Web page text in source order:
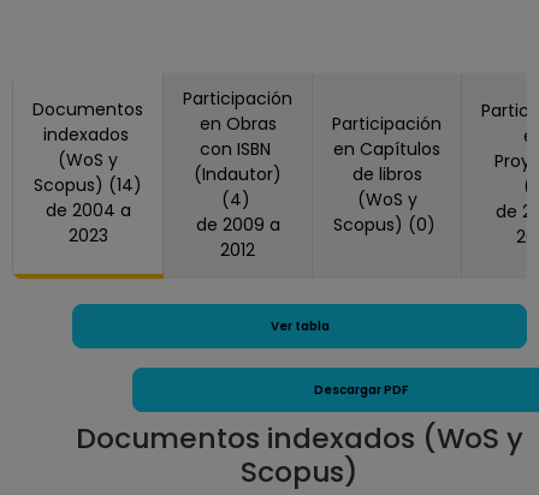
TOXICOLOGY AND ENVIRONMENTAL
MUTAGENESIS, Países Bajos (2008)
TOXICOLOGY LETTERS, Irlanda (2016)
Documentos
indexados
(WoS y
Scopus) (14)
de 2004 a
2023
Participación
en Obras
con ISBN
(Indautor)
(4)
de 2009 a
2012
Participación
en Capítulos
de libros
(WoS y
Scopus) (0)
de 2022 a
Ver tabla
Descargar PDF
Documentos indexados (WoS y
Scopus)